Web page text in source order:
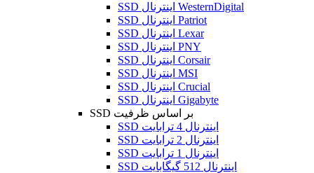
SSD اینترنال WesternDigital
SSD اینترنال Patriot
SSD اینترنال Lexar
SSD اینترنال PNY
SSD اینترنال Corsair
SSD اینترنال MSI
SSD اینترنال Crucial
SSD اینترنال Gigabyte
SSD بر اساس ظرفیت
SSD اینترنال 4 ترابایت
SSD اینترنال 2 ترابایت
SSD اینترنال 1 ترابایت
SSD اینترنال 512 گیگابایت